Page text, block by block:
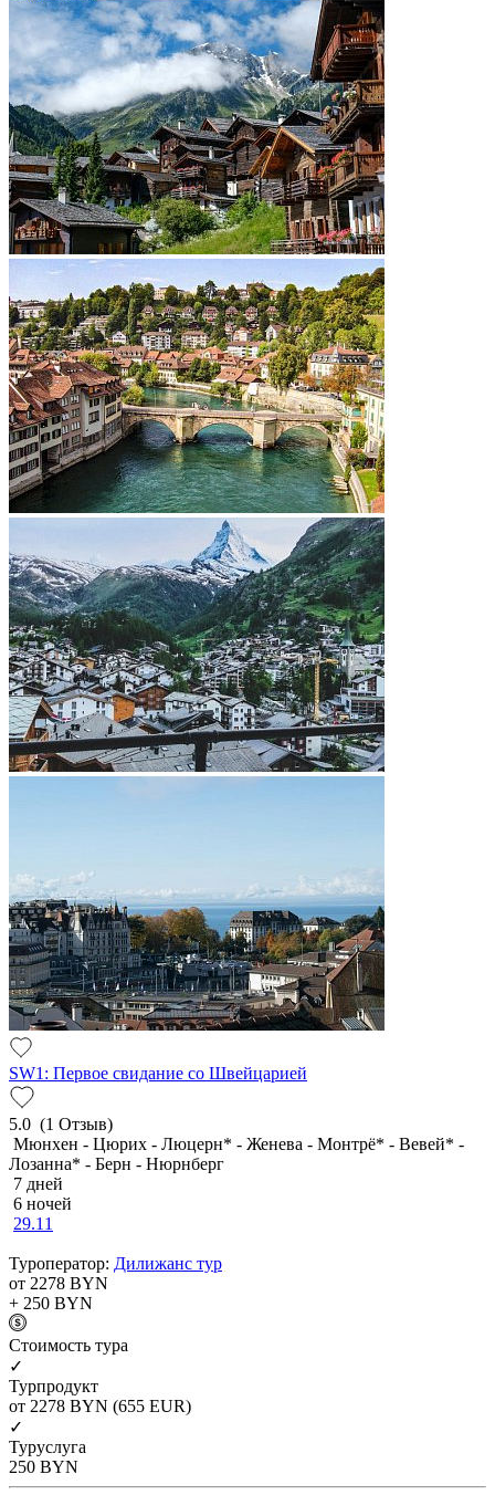
SW1: Первое свидание со Швейцарией
5.0 (1 Отзыв)
Мюнхен - Цюрих - Люцерн* - Женева - Монтрё* - Вевей* -
Лозанна* - Берн - Нюрнберг
7 дней
6 ночей
29.11
Туроператор: Дилижанс тур
от 2278 BYN
+ 250 BYN
Cтоимость тура
✓
Турпродукт
от 2278 BYN (655 EUR)
✓
Туруслуга
250 BYN